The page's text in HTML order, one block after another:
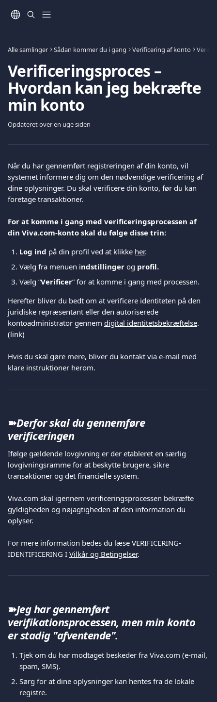
Alle samlinger Sådan kommer du i gang Verificering af konto
Verificeringsproces –
Hvordan kan jeg bekræfte
min konto
Opdateret over en uge siden
Når du har gennemført registreringen af din konto, vil
systemet informere dig om den nødvendige verificering af
dine oplysninger. Du skal verificere din konto, før du kan
foretage transaktioner.
For at komme i gang med verificeringsprocessen af
din Viva.com-konto skal du følge disse trin:
Log ind på din profil ved at klikke her.
Vælg fra menuen indstillinger og profil.
Vælg “Verificer” for at komme i gang med processen.
Herefter bliver du bedt om at verificere identiteten på den
juridiske repræsentant eller den autoriserede
kontoadministrator gennem digital identitetsbekræftelse.
(link)
Hvis du skal gøre mere, bliver du kontakt via e-mail med
klare instruktioner herom.
➽Derfor skal du gennemføre
verificeringen
Ifølge gældende lovgivning er der etableret en særlig
lovgivningsramme for at beskytte brugere, sikre
transaktioner og det financielle system.
Viva.com skal igennem verificeringsprocessen bekræfte
gyldigheden og nøjagtigheden af den information du
oplyser.
For mere information bedes du læse VERIFICERING-
IDENTIFICERING I Vilkår og Betingelser.
➽Jeg har gennemført
verifikationsprocessen, men min konto
er stadig "afventende".
Tjek om du har modtaget beskeder fra Viva.com (e-mail,
spam, SMS).
Sørg for at dine oplysninger kan hentes fra de lokale
registre.